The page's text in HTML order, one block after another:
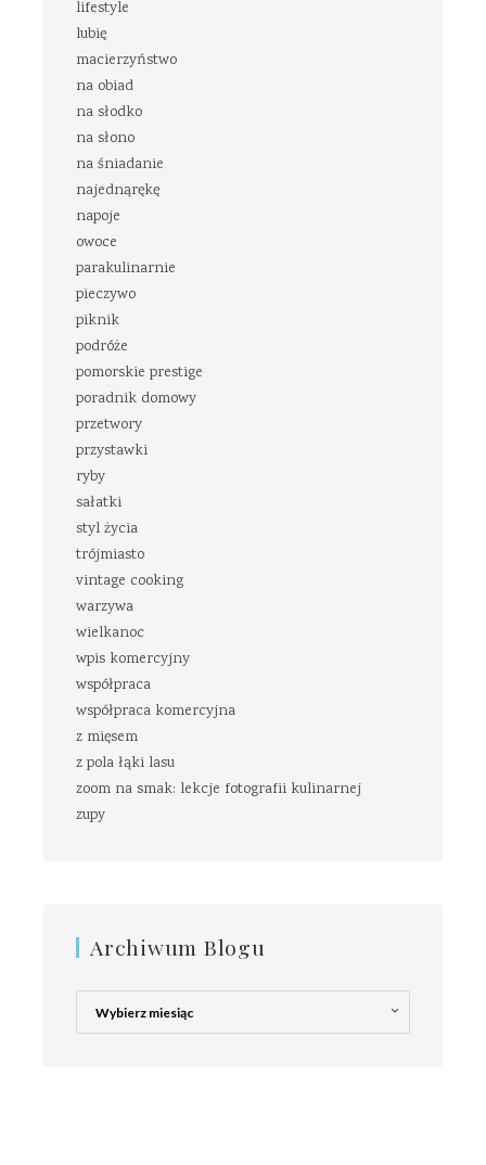
lifestyle
lubię
macierzyństwo
na obiad
na słodko
na słono
na śniadanie
najednąrękę
napoje
owoce
parakulinarnie
pieczywo
piknik
podróże
pomorskie prestige
poradnik domowy
przetwory
przystawki
ryby
sałatki
styl życia
trójmiasto
vintage cooking
warzywa
wielkanoc
wpis komercyjny
współpraca
współpraca komercyjna
z mięsem
z pola łąki lasu
zoom na smak: lekcje fotografii kulinarnej
zupy
Archiwum Blogu
Archiwum
Blogu